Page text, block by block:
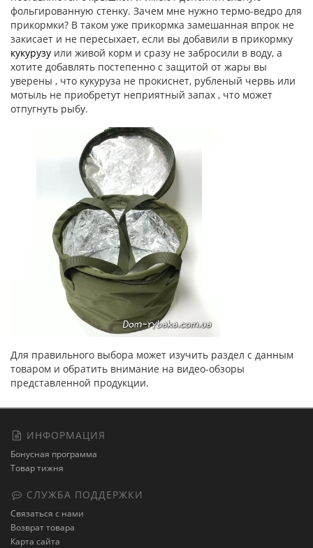
фольгированную стенку. Зачем мне нужно термо-ведро для
прикормки? В таком уже прикормка замешанная впрок не
закисает и не пересыхает, если вы добавили в прикормку
кукурузу или живой корм и сразу не забросили в воду, а
хотите добавлять постепенно с защитой от жары вы
уверены , что кукуруза не прокиснет, рубленый червь или
мотыль не приобретут неприятный запах , что может
отпугнуть рыбу.
Для правильного выбора может изучить раздел с данным
товаром и обратить внимание на видео-обзоры
представленной продукции.
ИНФОРМАЦИЯ
Бонусная программа
Товар тижня
СЛУЖБА ПОДДЕРЖКИ
Связаться с нами
Возврат товара
Карта сайта